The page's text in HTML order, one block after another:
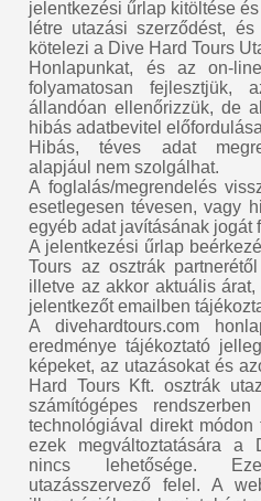
jelentkezési űrlap kitöltése
létre utazási szerződést,
kötelezi a Dive Hard Tours
Honlapunkat, és az on-
folyamatosan fejlesztjük,
állandóan ellenőrizzük, de
hibás adatbevitel
Hibás, téves adat
alapjául nem szolgálhat.
A foglalás/megrendelés
esetlegesen tévesen, vagy
egyéb adat javításának jogát
A jelentkezési űrlap
Tours az osztrák
illetve az akkor aktuális
jelentkezőt emailben
A divehardtours.com
eredménye tájékoztató
képeket, az utazásokat és
Hard Tours Kft. osztrák
számítógépes
technológiával direkt
ezek megváltoztatására a
nincs lehetősége.
utazásszervező felel. A